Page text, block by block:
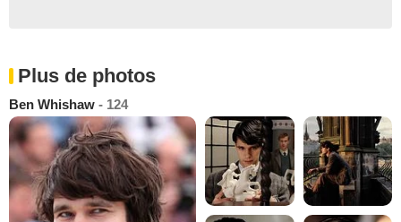
Plus de photos
Ben Whishaw - 124